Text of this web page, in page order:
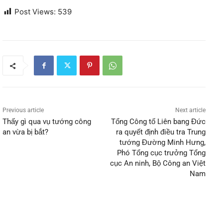
Post Views: 539
Previous article
Thấy gì qua vụ tướng công
an vừa bị bắt?
Next article
Tổng Công tố Liên bang Đức
ra quyết định điều tra Trung
tướng Đường Minh Hưng,
Phó Tổng cục trưởng Tổng
cục An ninh, Bộ Công an Việt
Nam